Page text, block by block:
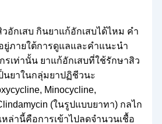
อักเสบ กินยาแก้อักเสบได้ไหม คำ
ยู่ภายใต้การดูแลและคำแนะนำ
เท่านั้น ยาแก้อักเสบที่ใช้รักษาสิว
นยาในกลุ่มยาปฏิชีวนะ
Minocycline,
(ในรูปแบบยาทา) กลไก
ล่านี้คือการเข้าไปลดจำนวนเชื้อ